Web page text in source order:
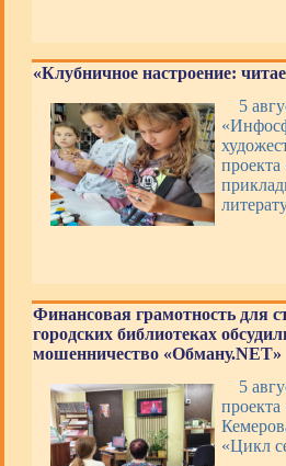
«Клубничное настроение:
5
Финансовая грамотность для
городских библиотеках
мошенничество «Обману.NET»
5
«Цикл